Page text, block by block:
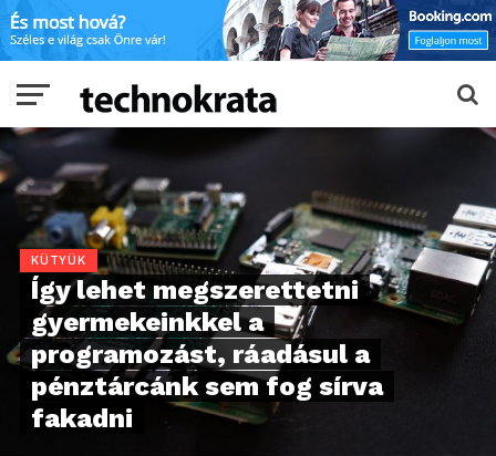
KÜTYÜK
Így lehet megszerettetni
gyermekeinkkel a
programozást, ráadásul a
pénztárcánk sem fog sírva
fakadni